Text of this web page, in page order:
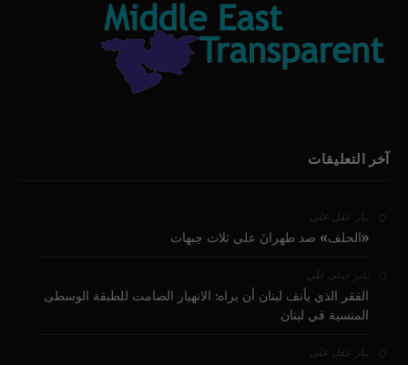
آخر التعليقات
بيار عقل على
«الحلف» ضد طهرانَ على ثلاث جبهات
نادر جبلي على
الفقر الذي يأنف لبنان أن يراه: الانهيار الصامت للطبقة الوسطى
المنسية في لبنان
بيار عقل على